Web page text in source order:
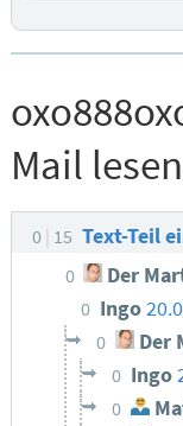
Mail
0 15 Text-Teil
0 Der
0 Ingo
0 Der
0 Ingo
0